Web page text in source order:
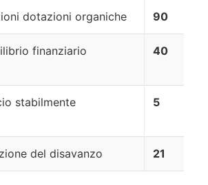
dotazioni organiche 90
finanziario
40
stabilmente
5
del disavanzo 21